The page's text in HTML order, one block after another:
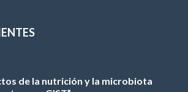
de la nutrición y la microbiota